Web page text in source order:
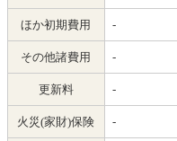
ほか初期費用 -
その他諸費用 -
更新料 -
火災(家財)保険 -